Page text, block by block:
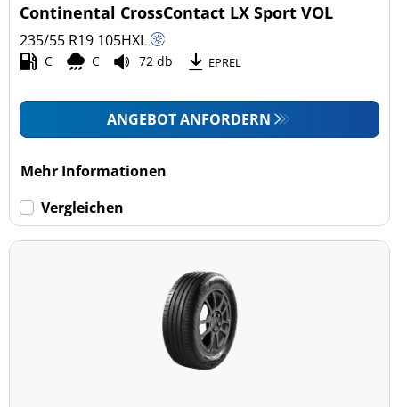
Continental CrossContact LX Sport VOL
235/55 R19 105HXL
C C 72 db EPREL
ANGEBOT ANFORDERN
Mehr Informationen
Vergleichen